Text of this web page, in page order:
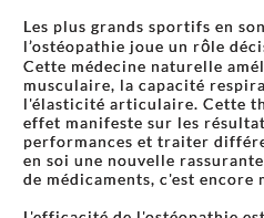
Les plus grands sportifs en
l’ostéopathie joue un rôle
Cette médecine naturelle
musculaire, la capacité
l'élasticité articulaire. Cette
effet manifeste sur les
performances et traiter
en soi une nouvelle
de médicaments, c'est encore